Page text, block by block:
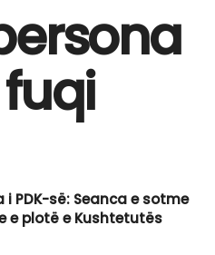
i PDK-së: Seanca e sotme
e plotë e Kushtetutës